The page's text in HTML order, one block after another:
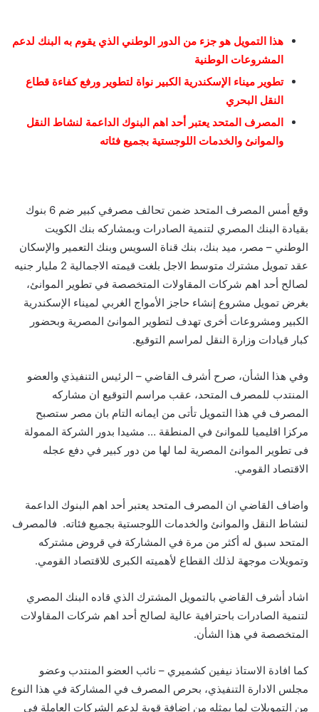
هذا التمويل هو جزء من الدور الوطني الذي يقوم به البنك لدعم
المشروعات الوطنية
تطوير ميناء الإسكندرية الكبير نواة لتطوير ورفع كفاءة قطاع
النقل البحري
المصرف المتحد يعتبر أحد اهم البنوك الداعمة لنشاط النقل
والموانئ والخدمات اللوجستية بجميع فئاته
وقع أمس المصرف المتحد ضمن تحالف مصرفي كبير ضم 6 بنوك
بقيادة البنك المصري لتنمية الصادرات وبمشاركه بنك الكويت
الوطني – مصر، ميد بنك، بنك قناة السويس وبنك التعمير والإسكان
عقد تمويل مشترك متوسط الاجل بلغت قيمته الاجمالية 2 مليار جنيه
لصالح أحد اهم شركات المقاولات المتخصصة في تطوير الموانئ،
بغرض تمويل مشروع إنشاء حاجز الأمواج الغربي لميناء الإسكندرية
الكبير ومشروعات أخرى تهدف لتطوير الموانئ المصرية وبحضور
كبار قيادات وزارة النقل لمراسم التوقيع.
وفي هذا الشأن، صرح أشرف القاضي – الرئيس التنفيذي والعضو
المنتدب للمصرف المتحد، عقب مراسم التوقيع ان مشاركه
المصرف في هذا التمويل تأتى من ايمانه التام بان مصر ستصبح
مركزا اقليميا للموانئ في المنطقة … مشيدا بدور الشركة الممولة
فى تطوير الموانئ المصرية لما لها من دور كبير في دفع عجله
الاقتصاد القومي.
واضاف القاضي ان المصرف المتحد يعتبر أحد اهم البنوك الداعمة
لنشاط النقل والموانئ والخدمات اللوجستية بجميع فئاته. فالمصرف
المتحد سبق له أكثر من مرة في المشاركة في قروض مشتركه
وتمويلات موجهة لذلك القطاع لأهميته الكبرى للاقتصاد القومي.
اشاد أشرف القاضي بالتمويل المشترك الذي قاده البنك المصري
لتنمية الصادرات باحترافية عالية لصالح أحد اهم شركات المقاولات
المتخصصة في هذا الشأن.
كما افادة الاستاذ نيفين كشميري – نائب العضو المنتدب وعضو
مجلس الادارة التنفيذي، بحرص المصرف في المشاركة في هذا النوع
من التمويلات لما يمثله من اضافة قوية لدعم الشركات العاملة في